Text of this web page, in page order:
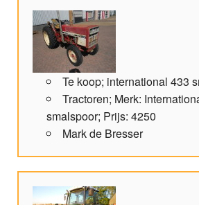
Te koop; international 433
Tractoren; Merk:
smalspoor; Prijs: 4250
Mark de Bresser